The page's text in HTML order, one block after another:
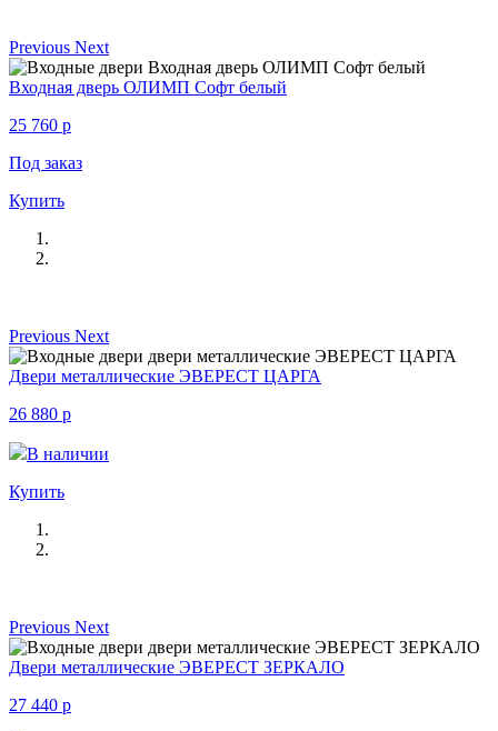
Previous Next
Входная дверь ОЛИМП Софт белый
25 760 p
Под заказ
Купить
Previous Next
Двери металлические ЭВЕРЕСТ ЦАРГА
26 880 p
В наличии
Купить
Previous Next
Двери металлические ЭВЕРЕСТ ЗЕРКАЛО
27 440 p